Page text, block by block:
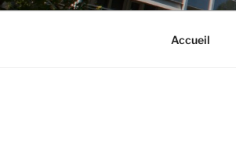
Accueil